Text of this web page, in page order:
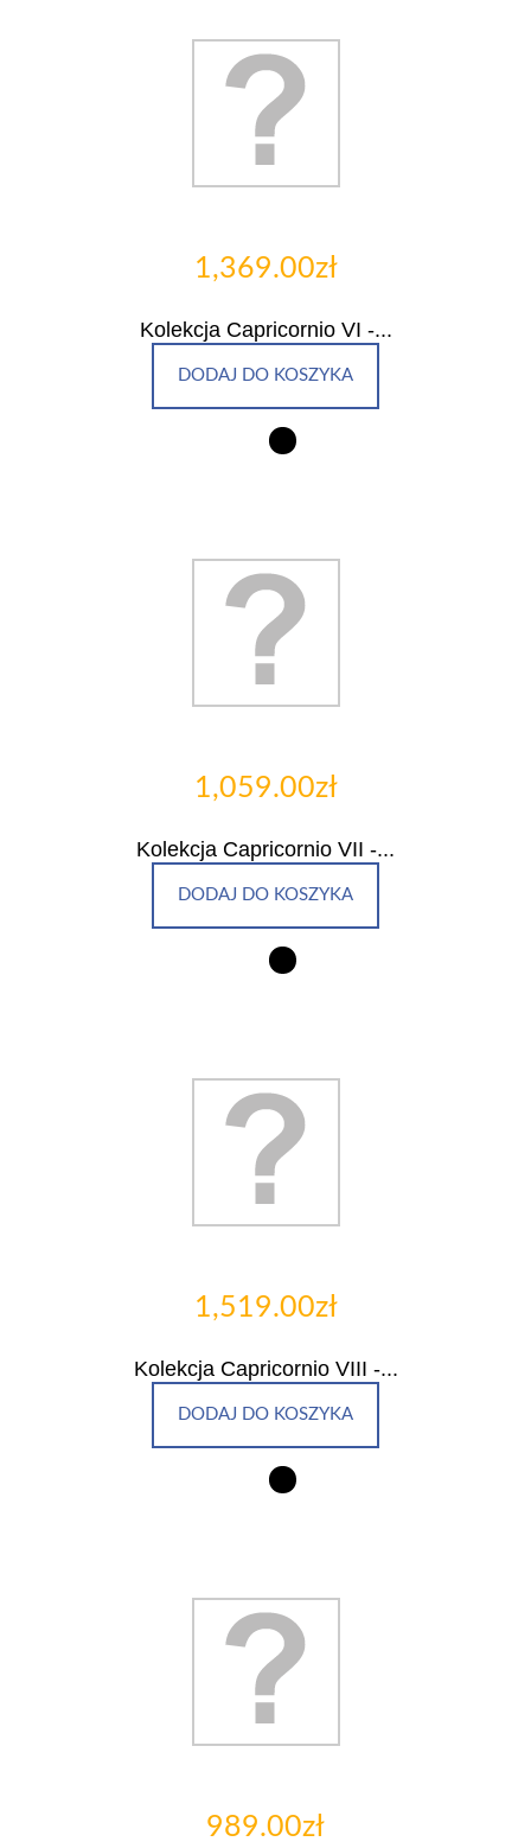
1,369.00zł
Kolekcja Capricornio VI -...
DODAJ DO KOSZYKA
1,059.00zł
Kolekcja Capricornio VII -...
DODAJ DO KOSZYKA
1,519.00zł
Kolekcja Capricornio VIII -...
DODAJ DO KOSZYKA
989.00zł